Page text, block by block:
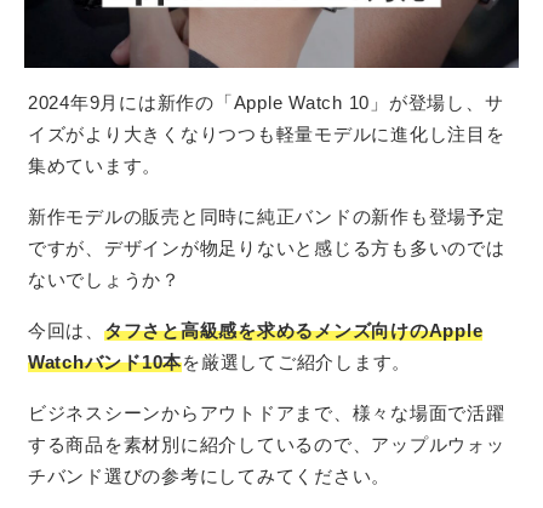
2024年9月には新作の「Apple Watch 10」が登場し、サ
イズがより大きくなりつつも軽量モデルに進化し注目を
集めています。
新作モデルの販売と同時に純正バンドの新作も登場予定
ですが、デザインが物足りないと感じる方も多いのでは
ないでしょうか？
今回は、 タフさと高級感を求めるメンズ向けのApple
Watchバンド10本を厳選してご紹介します。
ビジネスシーンからアウトドアまで、様々な場面で活躍
する商品を素材別に紹介しているので、アップルウォッ
チバンド選びの参考にしてみてください。